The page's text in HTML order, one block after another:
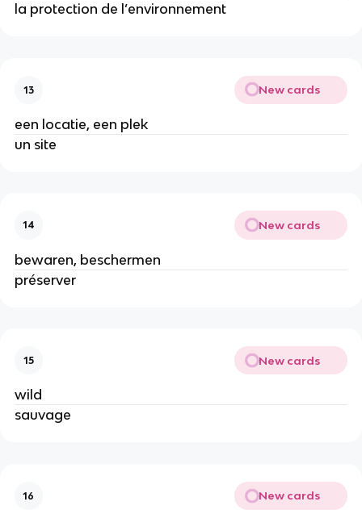
la protection de l’environnement
13 New cards
een locatie, een plek
un site
14 New cards
bewaren, beschermen
préserver
15 New cards
wild
sauvage
16 New cards